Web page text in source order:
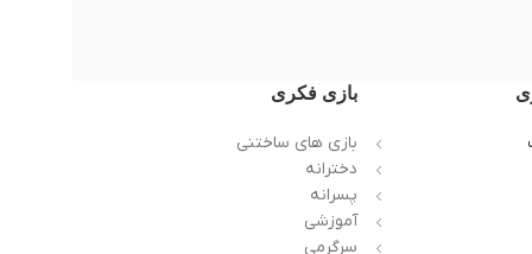
بازی فکری
بازی های ساختنی
دخترانه
پسرانه
آموزشی
سرگرمی